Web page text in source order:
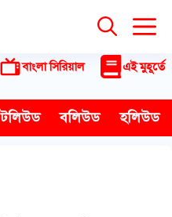
বাংলা সিরিয়াল এই মুহূর্তে
টলিউড বলিউড হলিউড